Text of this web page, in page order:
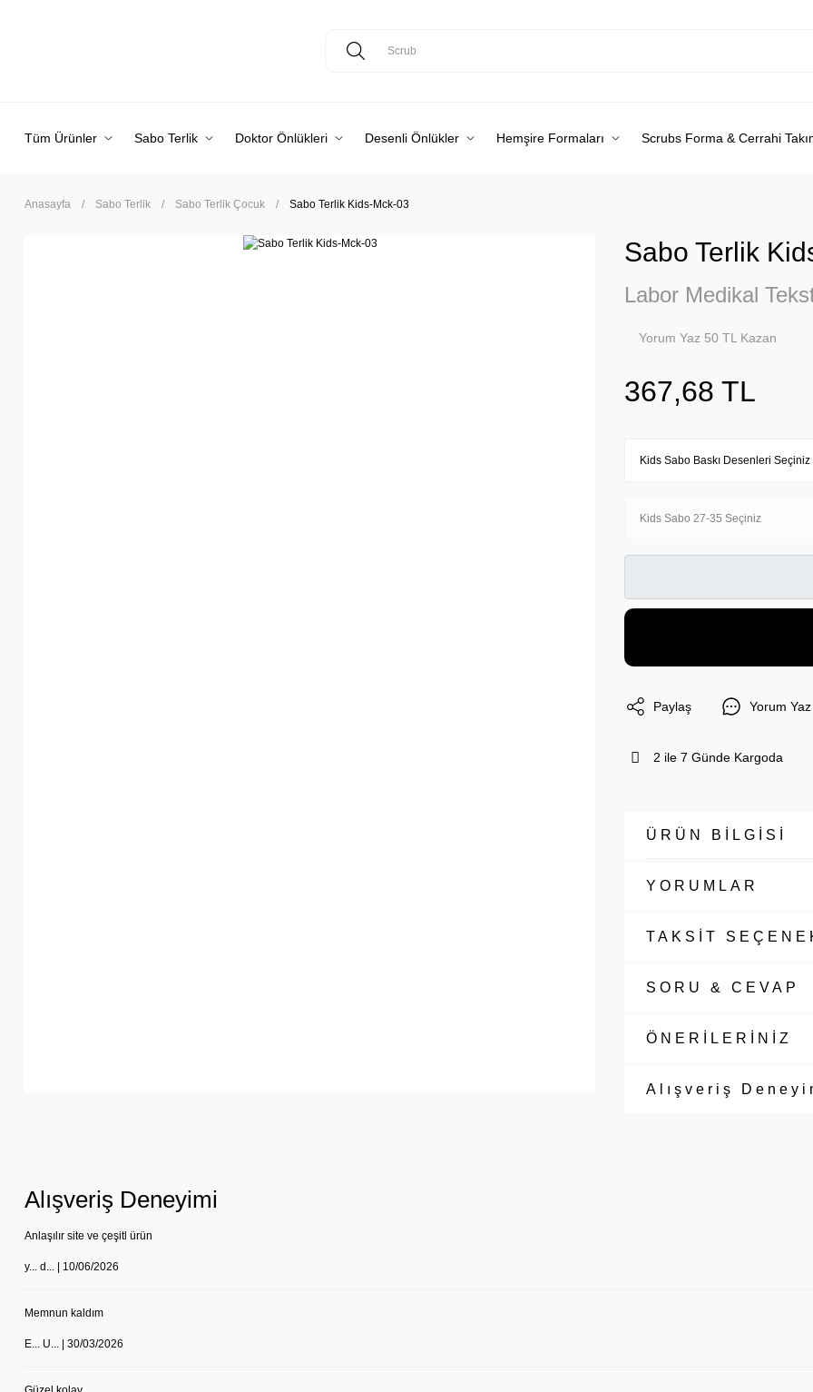
Tüm Ürünler Sabo Terlik Doktor Önlükleri Desenli Önlükler Hemşire Formaları Scrubs Forma & Cerrahi
Anasayfa Sabo Terlik Sabo Terlik Çocuk Sabo Terlik Kids-Mck-03
Sabo Terlik
Labor Medikal
Yorum Yaz 50 TL Kazan
367,68 TL
Paylaş Yorum Yaz
2 ile 7 Günde Kargoda
ÜRÜN BİLGİSİ
YORUMLAR
TAKSİT
SORU & CEVAP
ÖNERİLERİNİZ
Alışveriş
Alışveriş Deneyimi
Anlaşılır site ve çeşitl ürün
y... d... | 10/06/2026
Memnun kaldım
E... U... | 30/03/2026